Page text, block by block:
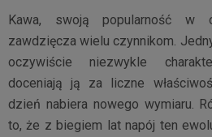
Kawa, swoją popularność w
zawdzięcza wielu czynnikom.
oczywiście niezwykle
doceniają ją za liczne
dzień nabiera nowego wymiaru.
to, że z biegiem lat napój ten